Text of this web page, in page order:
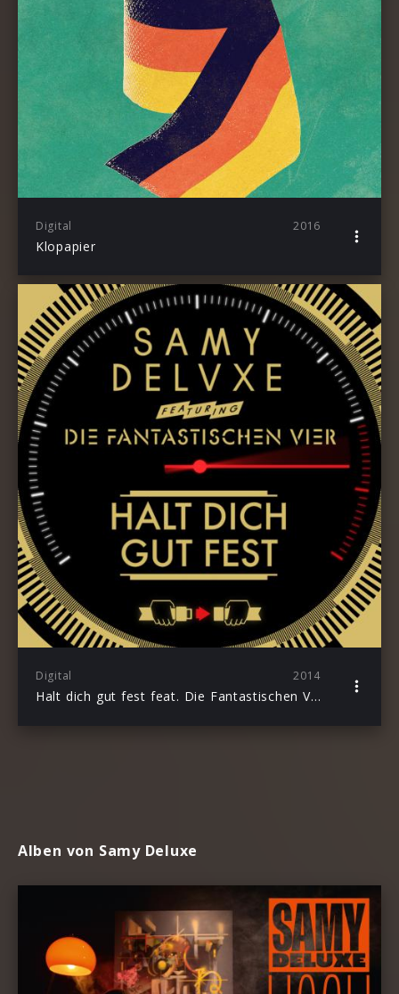
Digital 2016
Klopapier
Digital 2014
Halt dich gut fest feat. Die Fantastischen Vier
Alben von Samy Deluxe